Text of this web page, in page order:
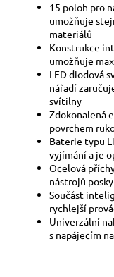
15 poloh pro
umožňuje
materiálů
Konstrukce
umožňuje
LED diodová
nářadí
svítilny
Zdokonalená
povrchem
Baterie typu
vyjímání a je
Ocelová
nástrojů
Součást
rychlejší
Univerzální
s napájecím